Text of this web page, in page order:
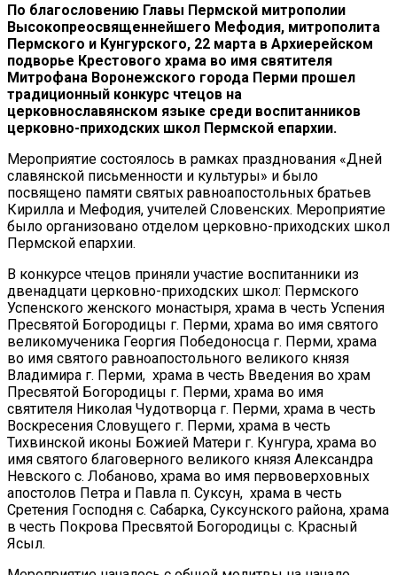
По благословению Главы Пермской митрополии
Высокопреосвященнейшего Мефодия, митрополита
Пермского и Кунгурского, 22 марта в Архиерейском
подворье Крестового храма во имя святителя
Митрофана Воронежского города Перми прошел
традиционный конкурс чтецов на
церковнославянском языке среди воспитанников
церковно-приходских школ Пермской епархии.
Мероприятие состоялось в рамках празднования «Дней
славянской письменности и культуры» и было
посвящено памяти святых равноапостольных братьев
Кирилла и Мефодия, учителей Словенских. Мероприятие
было организовано отделом церковно-приходских школ
Пермской епархии.
В конкурсе чтецов приняли участие воспитанники из
двенадцати церковно-приходских школ: Пермского
Успенского женского монастыря, храма в честь Успения
Пресвятой Богородицы г. Перми, храма во имя святого
великомученика Георгия Победоносца г. Перми, храма
во имя святого равноапостольного великого князя
Владимира г. Перми, храма в честь Введения во храм
Пресвятой Богородицы г. Перми, храма во имя
святителя Николая Чудотворца г. Перми, храма в честь
Воскресения Словущего г. Перми, храма в честь
Тихвинской иконы Божией Матери г. Кунгура, храма во
имя святого благоверного великого князя Александра
Невского с. Лобаново, храма во имя первоверховных
апостолов Петра и Павла п. Суксун, храма в честь
Сретения Господня с. Сабарка, Суксунского района, храма
в честь Покрова Пресвятой Богородицы с. Красный
Ясыл.